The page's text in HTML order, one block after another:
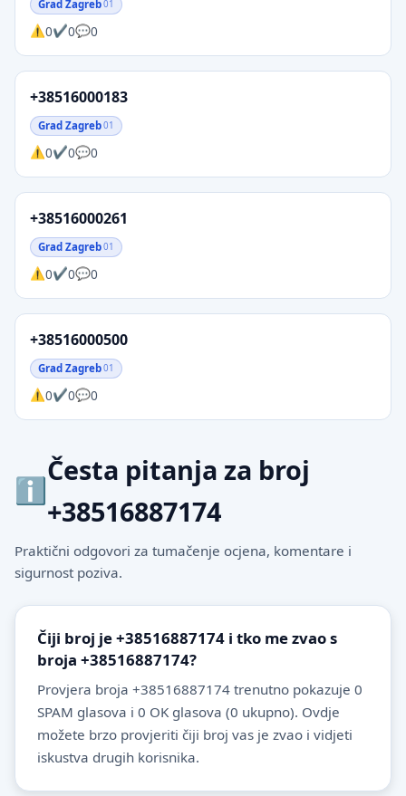
Grad Zagreb01
0 0 0
+38516000183
Grad Zagreb01
0 0 0
+38516000261
Grad Zagreb01
0 0 0
+38516000500
Grad Zagreb01
0 0 0
Česta pitanja za broj
+38516887174
Praktični odgovori za tumačenje ocjena, komentare i
sigurnost poziva.
Čiji broj je +38516887174 i tko me zvao s
broja +38516887174?
Provjera broja +38516887174 trenutno pokazuje 0
SPAM glasova i 0 OK glasova (0 ukupno). Ovdje
možete brzo provjeriti čiji broj vas je zvao i vidjeti
iskustva drugih korisnika.